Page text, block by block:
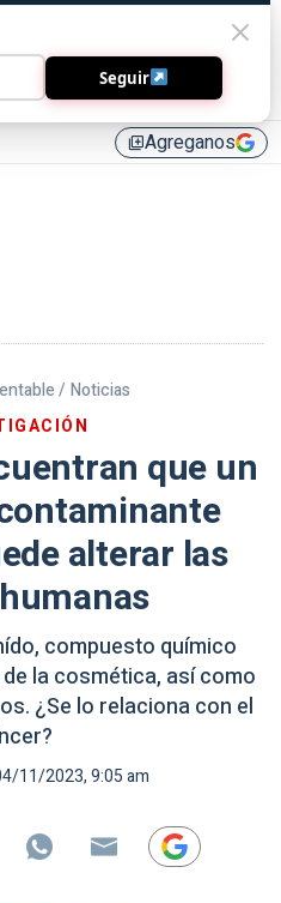
library_addAgreganos
/ Noticias
que un
alterar las
compuesto químico
la cosmética, así como
¿Se lo relaciona con el
11/2023, 9:05 am
Seguir